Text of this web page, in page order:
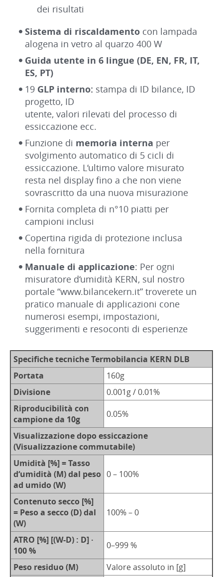
dei risultati
Sistema di riscaldamento con lampada
alogena in vetro al quarzo 400 W
Guida utente in 6 lingue (DE, EN, FR, IT,
ES, PT)
19 GLP interno: stampa di ID bilance, ID
progetto, ID
utente, valori rilevati del processo di
essiccazione ecc.
Funzione di memoria interna per
svolgimento automatico di 5 cicli di
essiccazione. L‘ultimo valore misurato
resta nel display fino a che non viene
sovrascritto da una nuova misurazione
Fornita completa di n°10 piatti per
campioni inclusi
Copertina rigida di protezione inclusa
nella fornitura
Manuale di applicazione: Per ogni
misuratore d‘umidità KERN, sul nostro
portale “www.bilancekern.it” troverete un
pratico manuale di applicazioni cone
numerosi esempi, impostazioni,
suggerimenti e resoconti di esperienze
Specifiche tecniche Termobilancia KERN DLB
Portata
160g
Divisione
0.001g / 0.01%
Riproducibilità con
campione da 10g
0.05%
Visualizzazione dopo essiccazione
(Visualizzazione commutabile)
Umidità [%] = Tasso
d‘umidità (M) dal peso
ad umido (W)
0 – 100%
Contenuto secco [%]
= Peso a secco (D) dal
(W)
100% – 0
ATRO [%] [(W-D) : D] ·
100 %
0–999 %
Peso residuo (M)
Valore assoluto in [g]